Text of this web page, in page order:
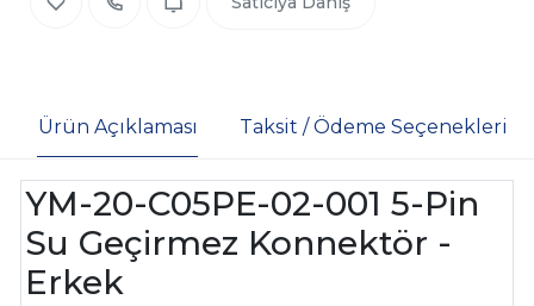
Ürün Açıklaması Taksit / Ödeme Seçenekleri
YM-20-C05PE-02-001 5-Pin
Su Geçirmez Konnektör -
Erkek